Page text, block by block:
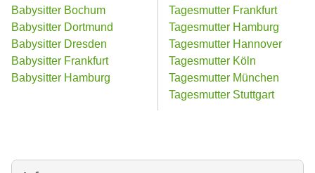
Babysitter Bochum
Babysitter Dortmund
Babysitter Dresden
Babysitter Frankfurt
Babysitter Hamburg
Tagesmutter Frankfurt
Tagesmutter Hamburg
Tagesmutter Hannover
Tagesmutter Köln
Tagesmutter München
Tagesmutter Stuttgart